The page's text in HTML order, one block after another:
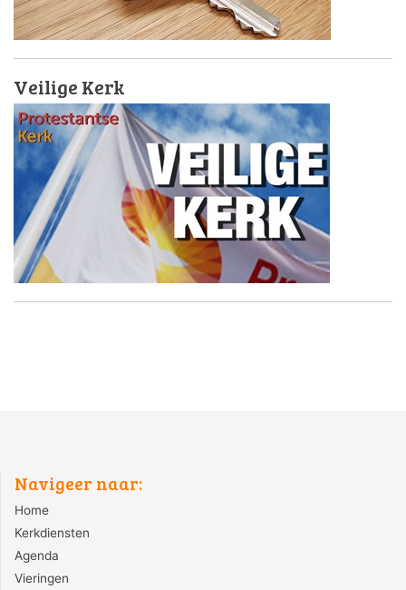
Veilige Kerk
Navigeer naar:
Home
Kerkdiensten
Agenda
Vieringen